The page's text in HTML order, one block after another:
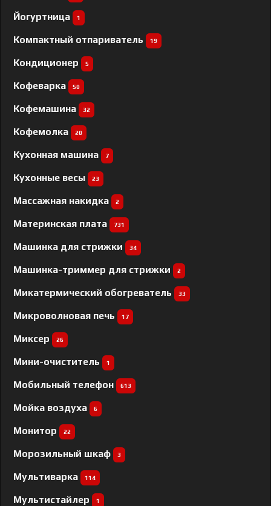
Йогуртница 1
Компактный отпариватель 19
Кондиционер 5
Кофеварка 50
Кофемашина 32
Кофемолка 20
Кухонная машина 7
Кухонные весы 23
Массажная накидка 2
Материнская плата 731
Машинка для стрижки 34
Машинка-триммер для стрижки 2
Микатермический обогреватель 33
Микроволновая печь 17
Миксер 26
Мини-очиститель 1
Мобильный телефон 613
Мойка воздуха 6
Монитор 22
Морозильный шкаф 3
Мультиварка 114
Мультистайлер 1